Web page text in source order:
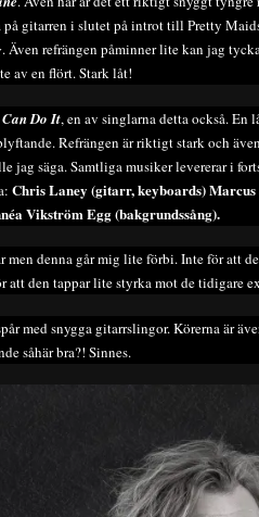
på gitarren i slutet på introt till Pretty
. Även refrängen påminner lite kan jag
av en flört. Stark låt!
Do It, en av singlarna detta också. En
Refrängen är riktigt stark och
jag säga. Samtliga musiker levererar i
Chris Laney (gitarr, keyboards)
Vikström Egg (bakgrundssång).
men denna går mig lite förbi. Inte för att
den tappar lite styrka mot de tidigare
med snygga gitarrslingor. Körerna är
såhär bra?! Sinnes.